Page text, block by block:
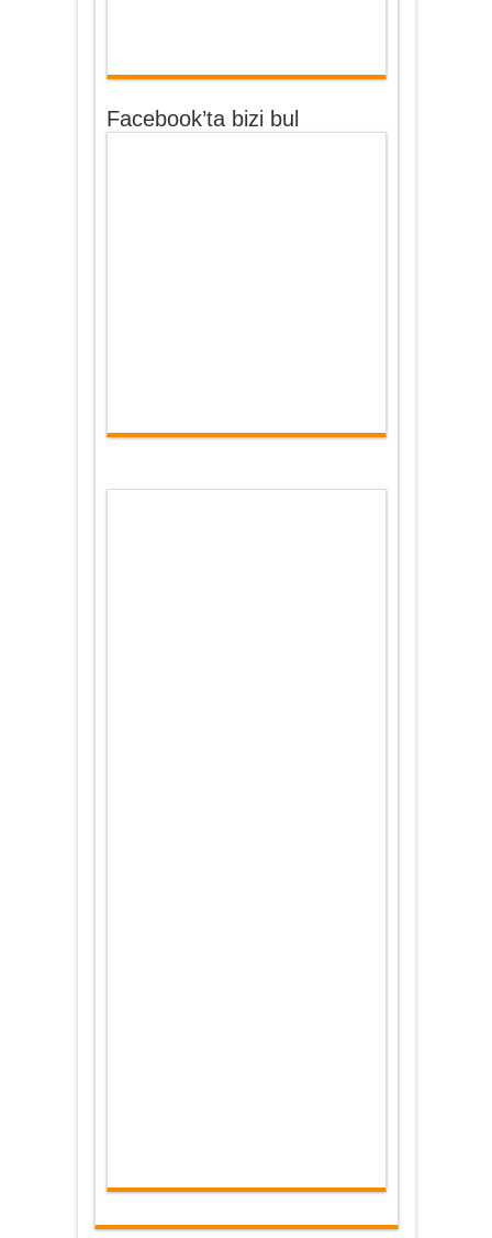
Facebook’ta bizi bul